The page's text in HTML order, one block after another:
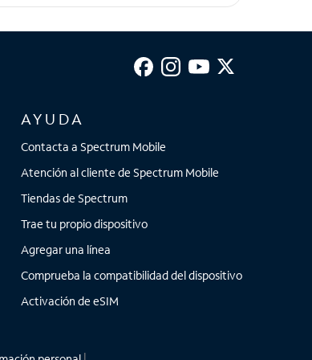
AYUDA
Contacta a Spectrum Mobile
Atención al cliente de Spectrum Mobile
Tiendas de Spectrum
Trae tu propio dispositivo
Agregar una línea
Comprueba la compatibilidad del dispositivo
Activación de eSIM